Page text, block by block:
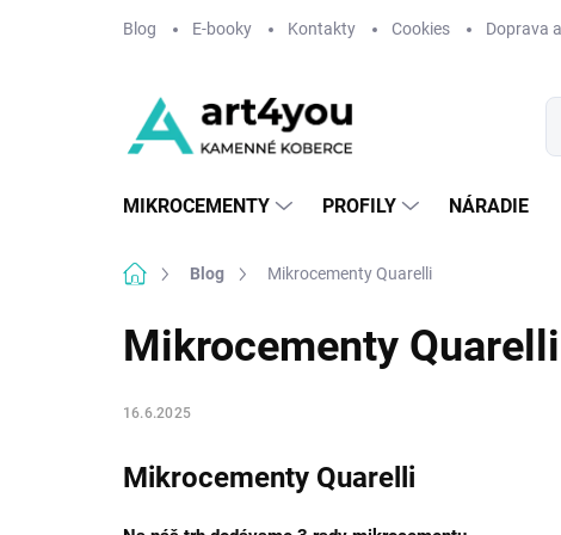
Blog E-booky Kontakty Cookies Doprava
MIKROCEMENTY PROFILY NÁRADIE
DomovBlog Mikrocementy Quarelli
Mikrocementy Quarelli
16.6.2025
Mikrocementy Quarelli